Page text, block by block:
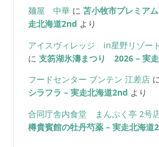
麺屋 中華に 苫小牧市プレミア
走北海道2nd より
アイスヴィレッジ in星野リゾー
に 支笏湖氷濤まつり 2026 – 実
フードセンター ブンテン 江差店
シラフラ – 実走北海道2nd より
合同庁舎内食堂 まんぷく亭 2号
樽貴賓館の牡丹芍薬 – 実走北海道